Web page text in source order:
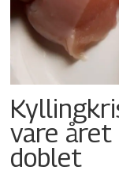
vare
doblet